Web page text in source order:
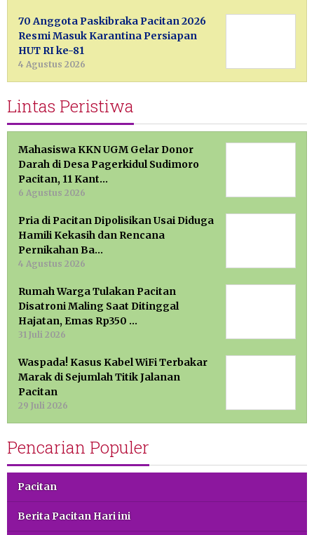
70 Anggota Paskibraka Pacitan 2026
Resmi Masuk Karantina Persiapan
HUT RI ke-81
4 Agustus 2026
Lintas Peristiwa
Mahasiswa KKN UGM Gelar Donor
Darah di Desa Pagerkidul Sudimoro
Pacitan, 11 Kant…
6 Agustus 2026
Pria di Pacitan Dipolisikan Usai Diduga
Hamili Kekasih dan Rencana
Pernikahan Ba…
4 Agustus 2026
Rumah Warga Tulakan Pacitan
Disatroni Maling Saat Ditinggal
Hajatan, Emas Rp350 …
31 Juli 2026
Waspada! Kasus Kabel WiFi Terbakar
Marak di Sejumlah Titik Jalanan
Pacitan
29 Juli 2026
Pencarian Populer
Pacitan
Berita Pacitan Hari ini